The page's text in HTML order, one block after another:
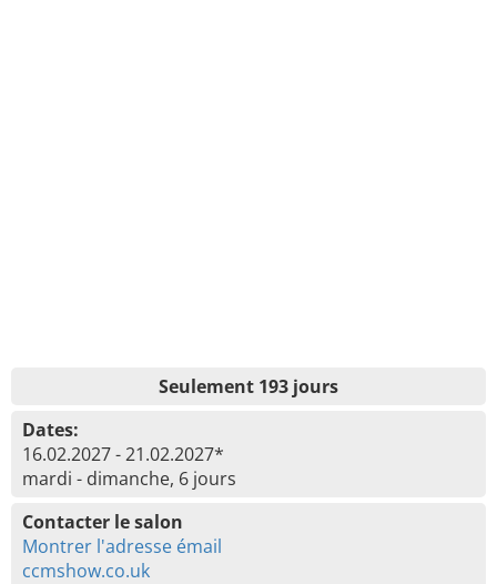
Seulement 193 jours
Dates:
16.02.2027 - 21.02.2027*
mardi - dimanche, 6 jours
Contacter le salon
Montrer l'adresse émail
ccmshow.co.uk